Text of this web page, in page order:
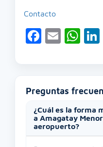
Contacto
Email
Preguntas
¿Cuál es la forma
a Amagatay
aeropuerto?